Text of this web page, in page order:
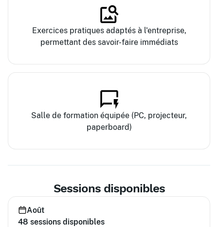
Exercices pratiques adaptés à l'entreprise,
permettant des savoir-faire immédiats
Salle de formation équipée (PC, projecteur,
paperboard)
Sessions disponibles
Août
48 sessions disponibles